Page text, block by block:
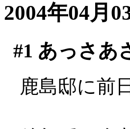
2004年04月
#1 あっさあ
鹿島邸に前